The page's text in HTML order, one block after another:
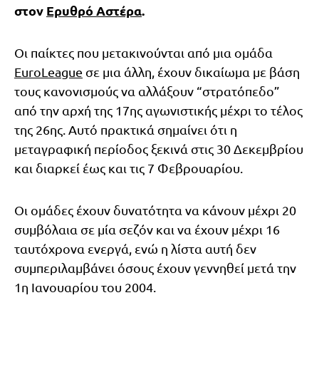
στον Ερυθρό Αστέρα.
Οι παίκτες που μετακινούνται από μια ομάδα
EuroLeague σε μια άλλη, έχουν δικαίωμα με βάση
τους κανονισμούς να αλλάξουν “στρατόπεδο”
από την αρχή της 17ης αγωνιστικής μέχρι το τέλος
της 26ης. Αυτό πρακτικά σημαίνει ότι η
μεταγραφική περίοδος ξεκινά στις 30 Δεκεμβρίου
και διαρκεί έως και τις 7 Φεβρουαρίου.
Οι ομάδες έχουν δυνατότητα να κάνουν μέχρι 20
συμβόλαια σε μία σεζόν και να έχουν μέχρι 16
ταυτόχρονα ενεργά, ενώ η λίστα αυτή δεν
συμπεριλαμβάνει όσους έχουν γεννηθεί μετά την
1η Ιανουαρίου του 2004.